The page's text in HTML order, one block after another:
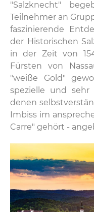
"Salzknecht"
Teilnehmer an
faszinierende
der Historischen
in der Zeit von
Fürsten von
"weiße Gold"
spezielle und
denen
Imbiss im
Carre" gehört -